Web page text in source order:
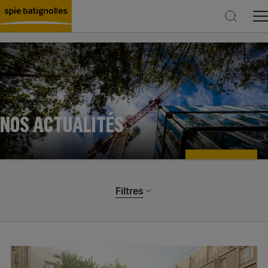
Rechercher
NOS ACTUALITÉS
Filtres
Catégories